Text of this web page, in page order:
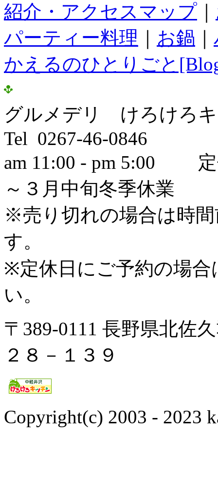
紹介・アクセスマップ
パーティー料理
お鍋
かえるのひとりごと
グルメデリ けろけろ
Tel 0267-46-0846
am 11:00 - pm 5:00
～３月中旬冬季休業
※売り切れの場合は時
す。
※定休日にご予約の場合
い。
〒389-0111 長野県北佐
２８－１３９
Copyright(c) 2003 - 2023